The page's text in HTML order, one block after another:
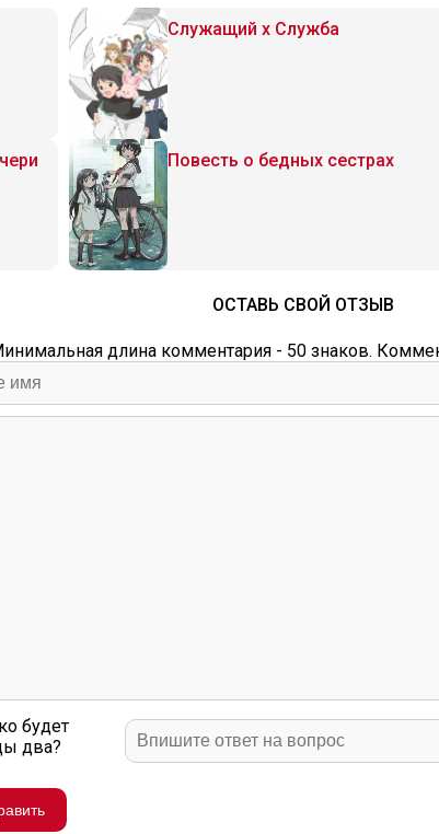
Служащий x Служба
Повесть о бедных сестрах
ОСТАВЬ СВОЙ ОТЗЫВ
длина комментария - 50 знаков.
будет
два?